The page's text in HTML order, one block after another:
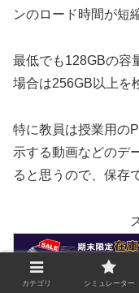
ンのロード時間が短
最低でも128GBの容
場合は256GB以上を
特に教員は授業用の
示する動画などのデ
ると思うので、保存
カテゴリ シミュレーター